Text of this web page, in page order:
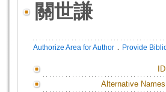
關世謙
Authorize Area for Author ． Provide
ID
Alternative Names